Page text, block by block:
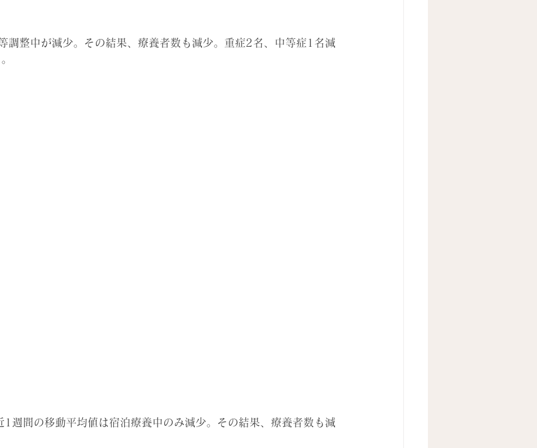
調整中が減少。その結果、 療養者数も減少。重症2名、中等症1名減
週間の移動平均値は宿泊療養中のみ減少。その結果、療養者数も減